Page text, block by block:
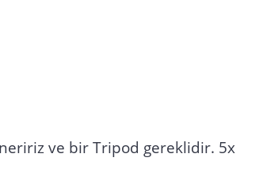
ve bir Tripod gereklidir. 5x